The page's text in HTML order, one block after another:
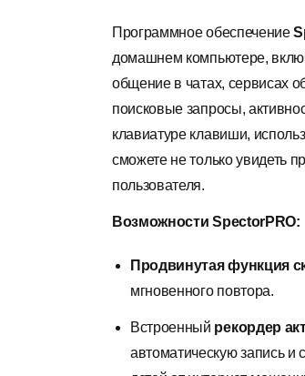
Программное обеспечение
домашнем компьютере,
общение в чатах, сервисах
поисковые запросы,
клавиатуре клавиши,
сможете не только увидеть
пользователя.
ВозможностиSpectorPRO:
Продвинутая функция
мгновенного повтора.
Встроенный рекордер
автоматическую запись и